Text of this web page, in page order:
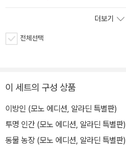
더보기
전체선택
이 세트의 구성 상품
이방인 (모노 에디션, 알라딘 특별판)
투명 인간 (모노 에디션, 알라딘 특별판)
동물 농장 (모노 에디션, 알라딘 특별판)